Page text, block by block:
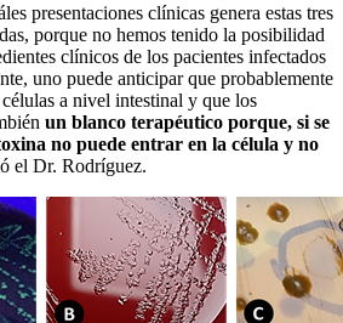
presentaciones clínicas genera estas tres
, porque no hemos tenido la posibilidad
clínicos de los pacientes infectados
uno puede anticipar que probablemente
a nivel intestinal y que los
un blanco terapéutico porque, si se
no puede entrar en la célula y no
el Dr. Rodríguez.